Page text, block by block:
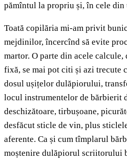
pămîntul la propriu și, în cele din
Toată copilăria mi-am privit
mejdinilor, încercînd să evite
martor. O parte din acele
fixă, se mai pot citi și azi trecute
dosul ușițelor dulăpiorului,
locul instrumentelor de bărbierit
deschizătoare, tirbușoane,
desfăcut sticle de vin, plus
aferente. Ca și cum tîmplarul
moștenire dulăpiorul scriitorului